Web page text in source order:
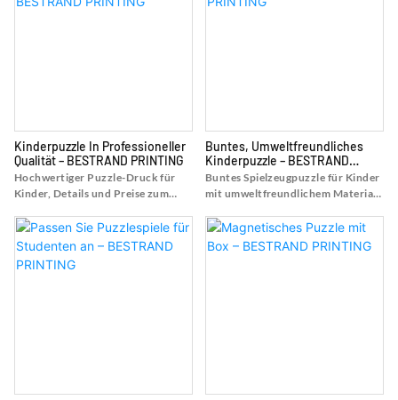
mit individuellem Logo - Shanghai
Shanghai Bestrand Printing
Kinderpuzzle In Professioneller
Qualität – BESTRAND PRINTING
Hochwertiger Puzzle-Druck für
Kinder, Details und Preise zum
Hochwertiger Puzzle-Druck für
Kinder – Shanghai Bestrand
Printing Technology Co., Ltd
Buntes, Umweltfreundliches
Kinderpuzzle – BESTRAND
PRINTING
Buntes Spielzeugpuzzle für Kinder
mit umweltfreundlichem Material.
Puzzle-Spielzeugpuzzle von
Buntes Spielzeugpuzzle für Kinder